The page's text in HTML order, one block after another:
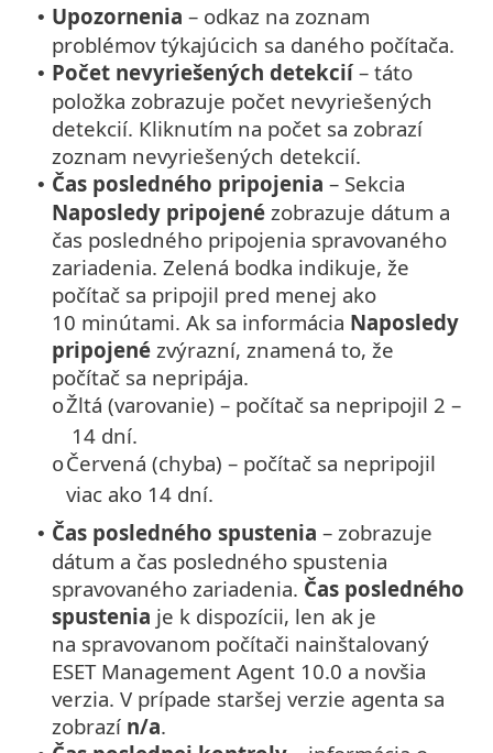
• Upozornenia – odkaz na zoznam
problémov týkajúcich sa daného počítača.
• Počet nevyriešených detekcií– táto
položka zobrazuje počet nevyriešených
detekcií. Kliknutím na počet sa zobrazí
zoznam nevyriešených detekcií.
• Čas posledného pripojenia – Sekcia
Naposledy pripojené zobrazuje dátum a
čas posledného pripojenia spravovaného
zariadenia. Zelená bodka indikuje, že
počítač sa pripojil pred menej ako
10 minútami. Ak sa informácia Naposledy
pripojené zvýrazní, znamená to, že
počítač sa nepripája.
oŽltá (varovanie) – počítač sa nepripojil 2 –
14 dní.
oČervená (chyba) – počítač sa nepripojil
viac ako 14 dní.
• Čas posledného spustenia – zobrazuje
dátum a čas posledného spustenia
spravovaného zariadenia. Čas posledného
spustenia je k dispozícii, len ak je
na spravovanom počítači nainštalovaný
ESET Management Agent 10.0 a novšia
verzia. V prípade staršej verzie agenta sa
zobrazí n/a.